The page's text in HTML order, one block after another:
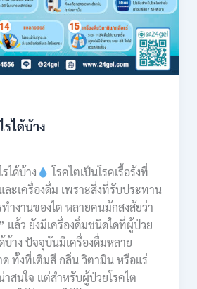
รได้บ้าง
ได้บ้าง
โรคไตเป็นโรคเรื้อรังที่
ละเครื่องดื่ม เพราะสิ่งที่รับประทาน
ำงานของไต หลายคนมักสงสัยว่า
แล้ว ยังมีเครื่องดื่มชนิดใดที่ผู้ป่วย
บ้าง ปัจจุบันมีเครื่องดื่มหลาย
ทั้งที่เติมสี กลิ่น วิตามิน หรือแร่
สนใจ แต่สำหรับผู้ป่วยโรคไต